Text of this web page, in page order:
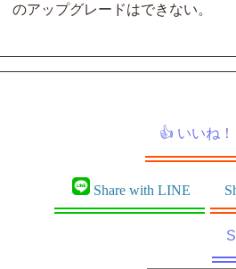
のアップグレードはできない。
Share with LINE